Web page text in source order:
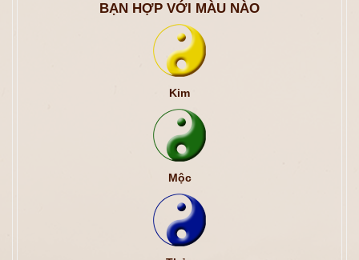
BẠN HỢP VỚI MÀU NÀO
Kim
Mộc